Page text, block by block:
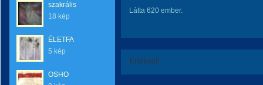
szakrális
18 kép
ÉLETFA
5 kép
OSHO
Látta 620 ember.
Értékeld!